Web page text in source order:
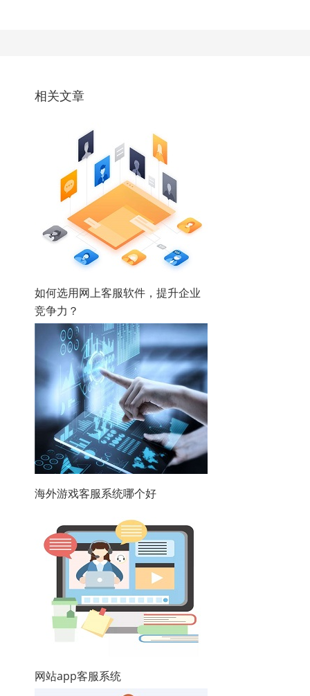
相关文章
如何选用网上客服软件，提升企业
竞争力？
海外游戏客服系统哪个好
网站app客服系统